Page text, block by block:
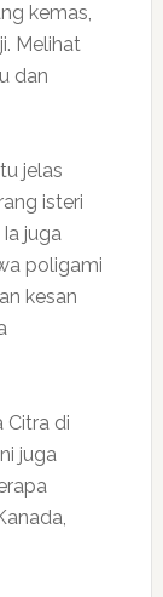
kemas,
Melihat
dan
jelas
isteri
juga
poligami
kesan
Citra di
juga